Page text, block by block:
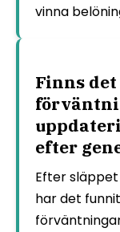
vinna
Finns
efter
Efter
har det